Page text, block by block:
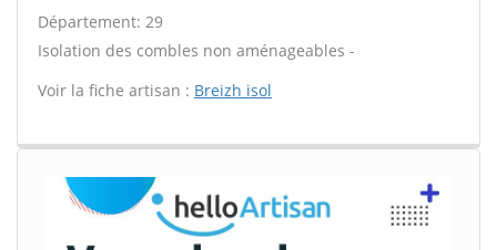
Département: 29
Isolation des combles non aménageables -
Voir la fiche artisan : Breizh isol